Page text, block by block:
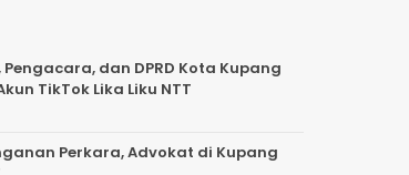
dan DPRD Kota Kupang
TikTok Lika Liku NTT
Perkara, Advokat di Kupang